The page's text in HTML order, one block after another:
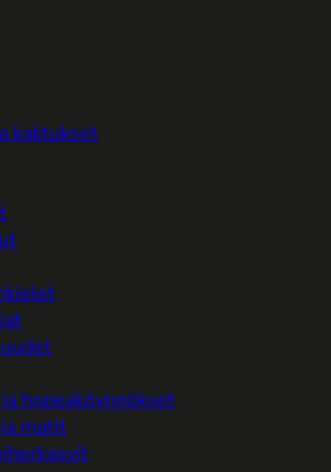
kaktukset
hopeaköynnökset
matit